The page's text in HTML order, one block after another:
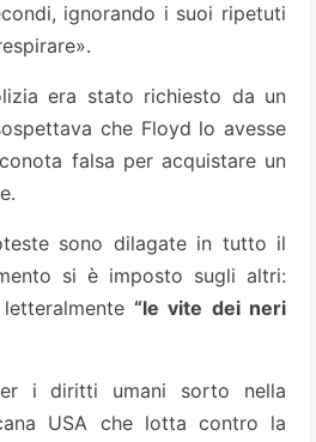
ignorando i suoi ripetuti
era stato richiesto da un
che Floyd lo avesse
falsa per acquistare un
sono dilagate in tutto il
si è imposto sugli altri:
“le vite dei neri
i diritti umani sorto nella
USA che lotta contro la